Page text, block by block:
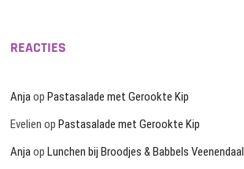
REACTIES
AnjaopPastasalade met Gerookte Kip
Evelien opPastasalade met Gerookte Kip
AnjaopLunchen bij Broodjes & Babbels Veenendaal